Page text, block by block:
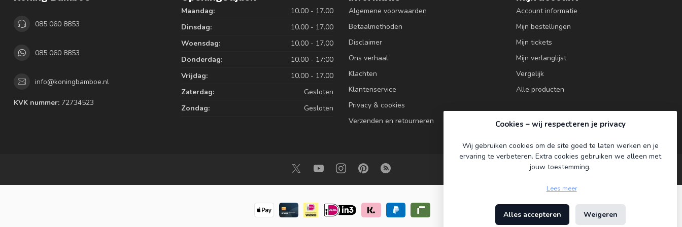
085 060 8853
085 060 8853
info@koningbamboe.nl
KVK nummer: 72734523
Maandag:
10.00 - 17.00
Dinsdag:
10.00 - 17.00
Woensdag:
10.00 - 17.00
Donderdag:
10.00 - 17:00
Vrijdag:
10.00 - 17.00
Zaterdag:
Gesloten
Zondag:
Gesloten
Algemene voorwaarden
Betaalmethoden
Disclaimer
Ons verhaal
Klachten
Klantenservice
Privacy & cookies
Verzenden en retourneren
Account informatie
Mijn bestellingen
Mijn tickets
Mijn verlanglijst
Vergelijk
Alle producten
Cookies – wij respecteren je privacy
Wij gebruiken cookies om de site goed te laten werken en je
ervaring te verbeteren. Extra cookies gebruiken we alleen met
jouw toestemming.
Lees meer
Alles accepteren Weigeren